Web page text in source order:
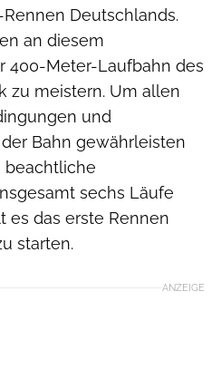
Deutschlands.
an diesem
400-Meter-Laufbahn des
zu meistern. Um allen
und
Bahn gewährleisten
beachtliche
sechs Läufe
es das erste Rennen
starten.
ANZEIGE